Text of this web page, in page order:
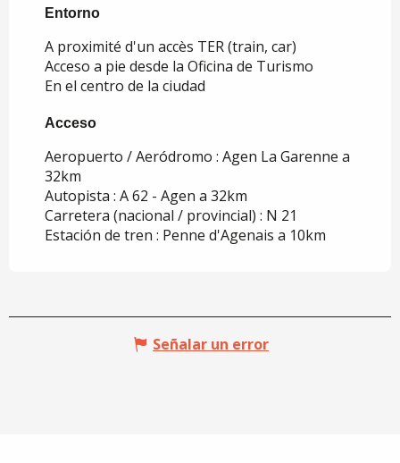
Entorno
Entorno
A proximité d'un accès TER (train, car)
Acceso a pie desde la Oficina de Turismo
En el centro de la ciudad
Acceso
Acceso
Aeropuerto / Aeródromo : Agen La Garenne a
32km
Autopista : A 62 - Agen a 32km
Carretera (nacional / provincial) : N 21
Estación de tren : Penne d'Agenais a 10km
Señalar un error